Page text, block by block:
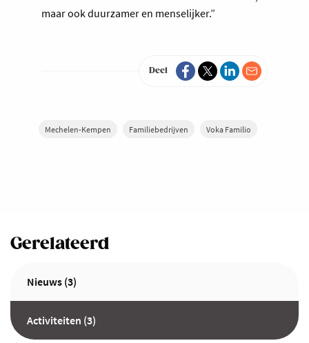
maar ook duurzamer en menselijker.”
Deel
Mechelen-Kempen Familiebedrijven Voka Familio
Gerelateerd
Nieuws (3)
Activiteiten (3)